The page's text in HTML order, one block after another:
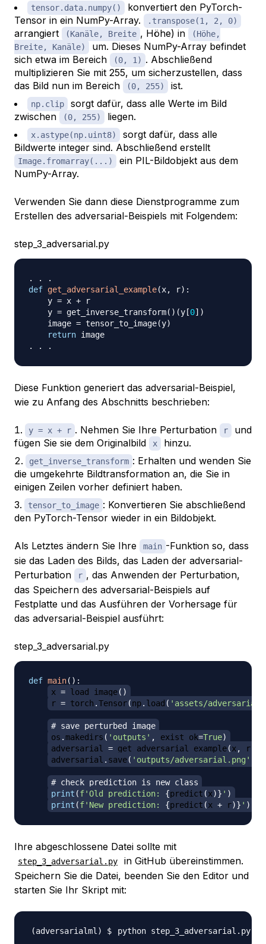
tensor.data.numpy()
konvertiert den PyTorch-
Tensor in ein NumPy-Array.
.transpose(1, 2, 0)
arrangiert (Kanäle, Breite , Höhe) in
(Höhe,
Breite, Kanäle)
um. Dieses NumPy-Array befindet
sich etwa im Bereich
(0, 1) . Abschließend
multiplizieren Sie mit 255, um sicherzustellen, dass
das Bild nun im Bereich
(0, 255) ist.
np.clip
sorgt dafür, dass alle Werte im Bild
zwischen
(0, 255) liegen.
x.astype(np.uint8)
sorgt dafür, dass alle
Bildwerte integer sind. Abschließend erstellt
Image.fromarray(...)
ein PIL-Bildobjekt aus dem
NumPy-Array.
Verwenden Sie dann diese Dienstprogramme zum
Erstellen des adversarial-Beispiels mit Folgendem:
step_3_adversarial.py
. .
.
def get_adversarial_example(x, r) :
    y
= x + r
    y
= get_inverse_transform( ) (y [0] )
    image
= tensor_to_image(y)
return
.
. .
Diese Funktion generiert das adversarial-Beispiel,
wie zu Anfang des Abschnitts beschrieben:
y = x + r . Nehmen Sie Ihre Perturbation r
und
fügen Sie sie dem Originalbild
x hinzu.
get_inverse_transform : Erhalten und wenden Sie
die umgekehrte Bildtransformation an, die Sie in
einigen Zeilen vorher definiert haben.
tensor_to_image : Konvertieren Sie abschließend
den PyTorch-Tensor wieder in ein Bildobjekt.
Als Letztes ändern Sie Ihre main -Funktion so, dass
sie das Laden des Bilds, das Laden der adversarial-
Perturbation
r , das Anwenden der Perturbation,
das Speichern des adversarial-Beispiels auf
Festplatte und das Ausführen der Vorhersage für
das adversarial-Beispiel ausführt:
step_3_adversarial.py
def main( ) :
x = load_image( )
r = torch .Tensor(np. load ( 'assets/
# save perturbed image
os . makedirs ( 'outputs' , exist_ok=True)
adversarial = get_adversarial_example(x , r
adversarial . save( 'outputs/adversarial.png'
# check prediction is new class
print (f'Old prediction: {predict (x)} ' )
print (f'New prediction: {predict (x + r)} ' )
Ihre abgeschlossene Datei sollte mit
step_3_adversarial.py
in GitHub übereinstimmen.
Speichern Sie die Datei, beenden Sie den Editor und
starten Sie Ihr Skript mit: